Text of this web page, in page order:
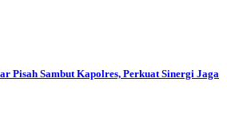
Pisah Sambut Kapolres, Perkuat Sinergi Jaga